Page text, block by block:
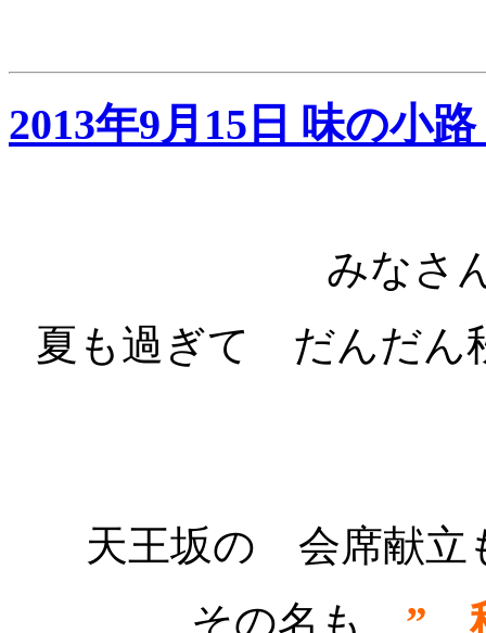
2013年9月15日 味の小
みなさ
夏も過ぎて だんだん
天王坂の 会席献
その名も ”